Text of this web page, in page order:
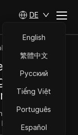
DE
English
繁體中文
Русский
Tiếng Việt
Português
Español
nicht
-